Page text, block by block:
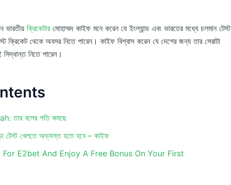
ভারতীয় ক্রিকেটার মোহাম্মদ কাইফ মনে করেন যে ইংল্যান্ড এবং ভারতের মধ্যে চলমান টেস্ট
ক্রিকেট থেকে অবসর নিতে পারেন। কাইফ বিশ্বাস করেন যে দেশের জন্য তার সেরাটা
নিতে পারেন।
তার বলের গতি কমছে
টেস্ট খেলতে অভ্যস্ত হতে হবে – কাইফ
For E2bet And Enjoy A Free Bonus On Your First